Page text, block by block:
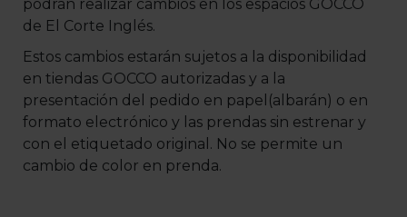
podrán realizar cambios en los espacios GOCCO
de El Corte Inglés.
Estos cambios estarán sujetos a la disponibilidad
en tiendas GOCCO autorizadas y a la
presentación del pedido en papel(albarán) o en
formato electrónico y las prendas sin estrenar y
con el etiquetado original. No se permite un
cambio de color en prenda.